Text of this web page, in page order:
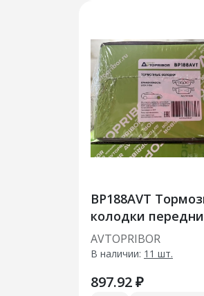
BP188AVT
колодки
LADA X-RAY
AVTOPRIBOR
В наличии: 11 шт.
897.92 ₽